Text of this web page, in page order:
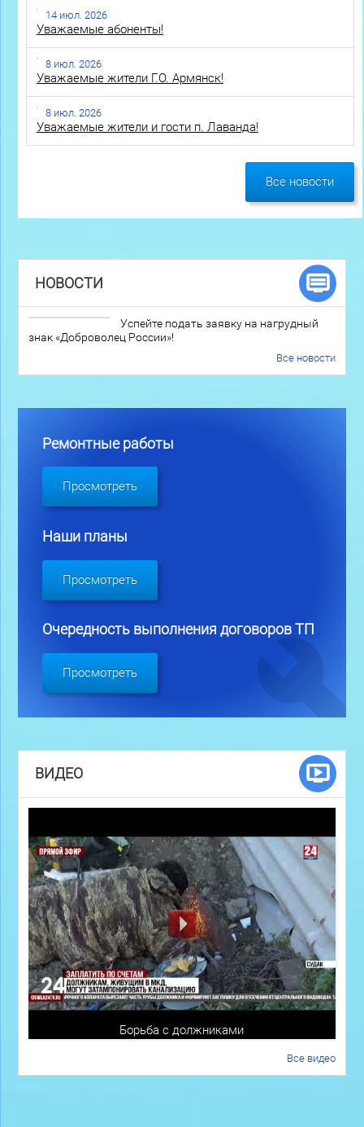
14 июл. 2026
Уважаемые абоненты!
8 июл. 2026
Уважаемые жители Г.О. Армянск!
8 июл. 2026
Уважаемые жители и гости п. Лаванда!
Все новости
НОВОСТИ
Успейте подать заявку на нагрудный
знак «Доброволец России»!
Все новости
Ремонтные работы
Просмотреть
Наши планы
Просмотреть
Очередность выполнения договоров ТП
Просмотреть
ВИДЕО
Борьба с должниками
Все видео